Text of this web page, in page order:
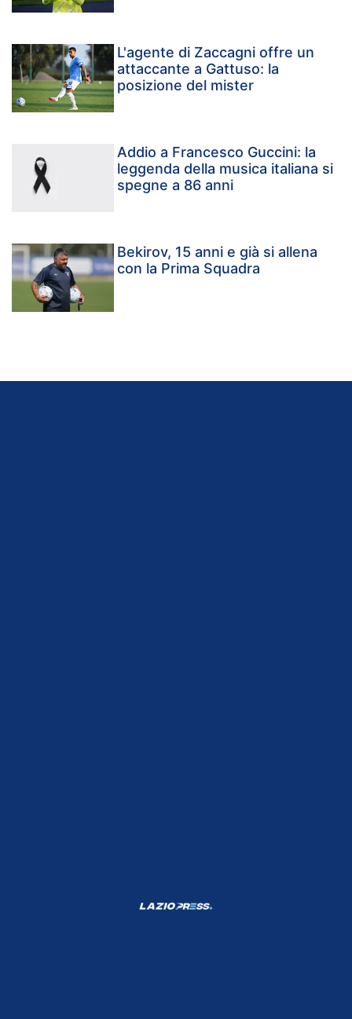
L'agente di Zaccagni offre un
attaccante a Gattuso: la
posizione del mister
Addio a Francesco Guccini: la
leggenda della musica italiana si
spegne a 86 anni
Bekirov, 15 anni e già si allena
con la Prima Squadra